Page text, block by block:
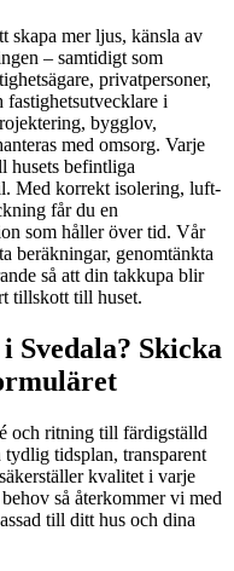
skapa mer ljus, känsla av
– samtidigt som
privatpersoner,
fastighetsutvecklare i
bygglov,
med omsorg. Varje
husets befintliga
Med korrekt isolering, luft-
får du en
som håller över tid. Vår
beräkningar, genomtänkta
så att din takkupa blir
tillskott till huset.
Svedala? Skicka
och ritning till färdigställd
tidsplan, transparent
kvalitet i varje
så återkommer vi med
till ditt hus och dina